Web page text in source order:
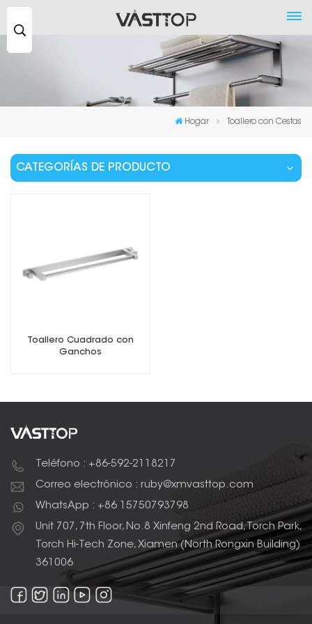
Hogar Toallero con Cestas
CATEGORÍAS DE PRODUCTO
Toallero Cuadrado con
Ganchos
Teléfono : +86-592-2118217
Correo electrónico : ruby@xmvasttop.com
WhatsApp : +86 15750793798
Unit 707, 7th Floor, No.8 Xinfeng 2nd Road, Torch Park,
Torch Hi-Tech Zone, Xiamen (North Rongxin Building)
361006